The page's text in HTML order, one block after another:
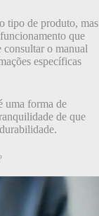
tipo de produto, mas
que
o manual
específicas
uma forma de
de que